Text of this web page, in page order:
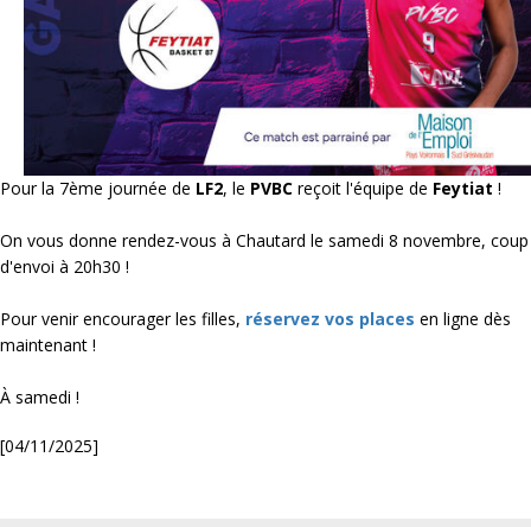
Pour la 7ème journée de LF2, le PVBC reçoit l'équipe de Feytiat !
On vous donne rendez-vous à Chautard le samedi 8 novembre, coup
d'envoi à 20h30 !
Pour venir encourager les filles, réservez vos places en ligne dès
maintenant !
À samedi !
[04/11/2025]